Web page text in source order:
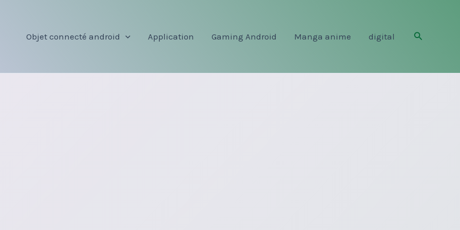
Objet connecté android Application Gaming Android Manga anime digital Rechercher